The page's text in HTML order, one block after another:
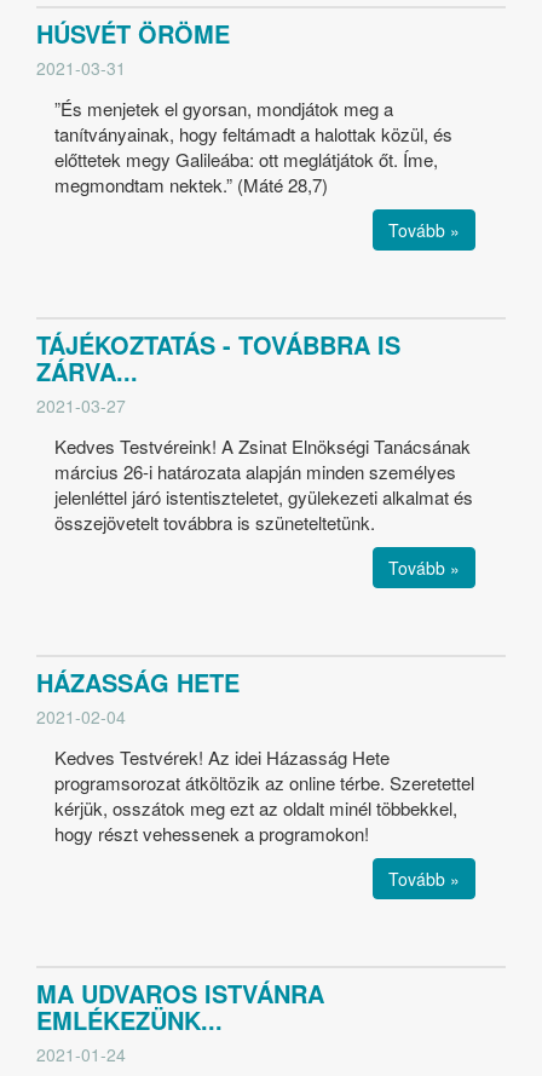
HÚSVÉT ÖRÖME
2021-03-31
”És menjetek el gyorsan, mondjátok meg a
tanítványainak, hogy feltámadt a halottak közül, és
előttetek megy Galileába: ott meglátjátok őt. Íme,
megmondtam nektek.” (Máté 28,7)
Tovább »
TÁJÉKOZTATÁS - TOVÁBBRA IS
ZÁRVA...
2021-03-27
Kedves Testvéreink! A Zsinat Elnökségi Tanácsának
március 26-i határozata alapján minden személyes
jelenléttel járó istentiszteletet, gyülekezeti alkalmat és
összejövetelt továbbra is szüneteltetünk.
Tovább »
HÁZASSÁG HETE
2021-02-04
Kedves Testvérek! Az idei Házasság Hete
programsorozat átköltözik az online térbe. Szeretettel
kérjük, osszátok meg ezt az oldalt minél többekkel,
hogy részt vehessenek a programokon!
Tovább »
MA UDVAROS ISTVÁNRA
EMLÉKEZÜNK...
2021-01-24